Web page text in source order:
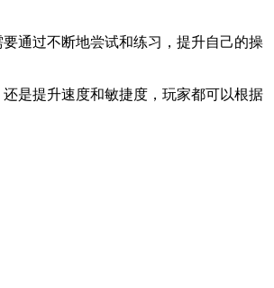
通过不断地尝试和练习，提升自己的操
是提升速度和敏捷度，玩家都可以根据